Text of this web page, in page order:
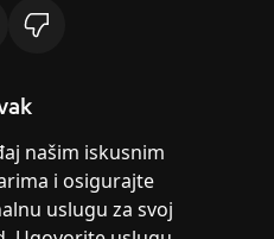
našim iskusnim
i osigurajte
uslugu za svoj